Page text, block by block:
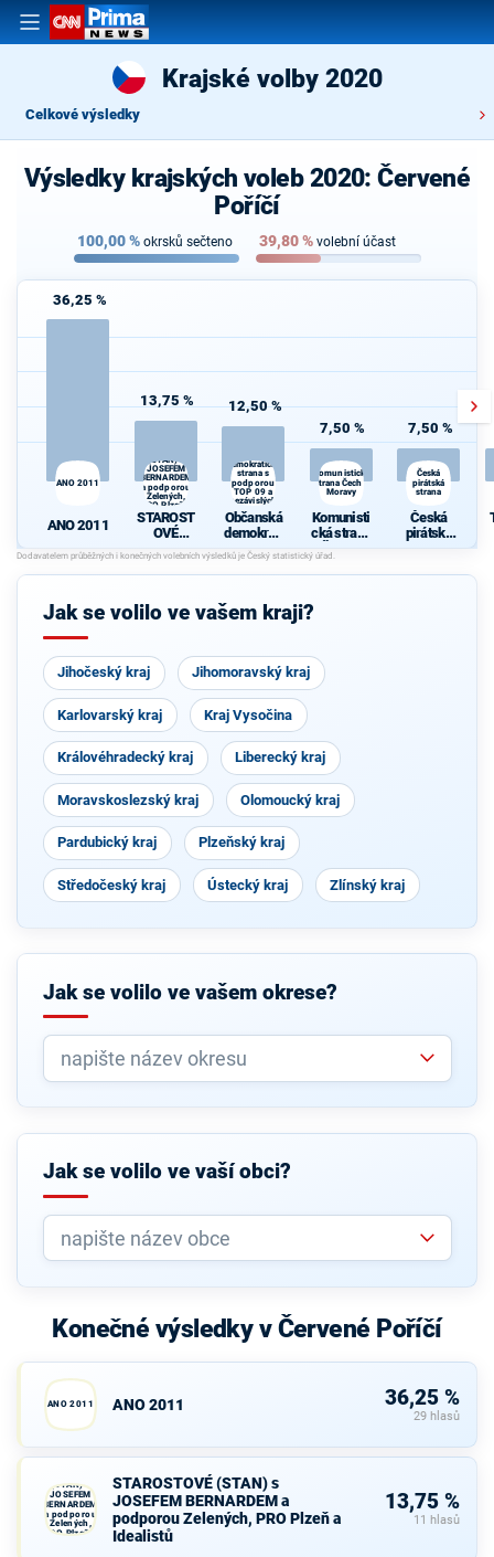
Krajské volby 2020
Celkové výsledky
Výsledky krajských voleb 2020: Červené
Poříčí
100,00% okrsků sečteno 39,80% volební účast
36,25 %
ANO 2011
ANO 2011
13,75 %
(STAN) s
JOSEFEM
BERNARDEM
a podporou
Zelených,
PRO Plzeň a
Idealistů
STAROST
OVÉ
(STAN) s
JOSEFEM
BERNARD
podporou
a Idealistů
12,50 %
demokratická
strana s
podporou
TOP 09 a
nezávislých
starostů
Občanská
demokrati
cká strana
s podporou
TOP 09 a
h starostů
7,50 %
Komunistická
strana Čech a
Moravy
Komunisti
cká strana
Čech a
Moravy
7,50 %
Česká
pirátská
strana
Česká
pirátská
strana
Jak se volilo ve vašem kraji?
Jihočeský kraj Jihomoravský kraj
Karlovarský kraj Kraj Vysočina
Královéhradecký kraj Liberecký kraj
Moravskoslezský kraj Olomoucký kraj
Pardubický kraj Plzeňský kraj
Středočeský kraj Ústecký kraj Zlínský kraj
Jak se volilo ve vašem okrese?
Jak se volilo ve vaší obci?
Konečné výsledky v Červené Poříčí
ANO 2011 ANO 2011 36,25 %
29 hlasů
(STAN) s
JOSEFEM
BERNARDEM
a podporou
Zelených,
PRO Plzeň a
STAROSTOVÉ (STAN) s
JOSEFEM BERNARDEM a
podporou Zelených, PRO Plzeň a
Idealistů
13,75 %
11 hlasů